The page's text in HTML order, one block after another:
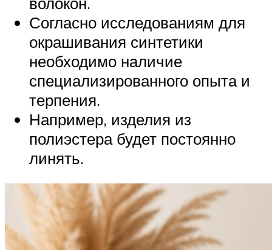
Согласно исследованиям для
окрашивания синтетики
необходимо наличие
специализированного опыта и
терпения.
Например, изделия из
полиэстера будет постоянно
линять.